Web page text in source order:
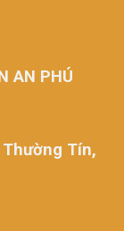
AN PHÚ
Tín,